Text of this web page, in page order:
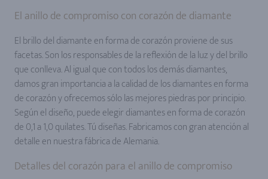
El anillo de compromiso con corazón de diamante
El brillo del diamante en forma de corazón proviene de sus
facetas. Son los responsables de la reflexión de la luz y del brillo
que conlleva. Al igual que con todos los demás diamantes,
damos gran importancia a la calidad de los diamantes en forma
de corazón y ofrecemos sólo las mejores piedras por principio.
Según el diseño, puede elegir diamantes en forma de corazón
de 0,1 a 1,0 quilates. Tú diseñas. Fabricamos con gran atención al
detalle en nuestra fábrica de Alemania.
Detalles del corazón para el anillo de compromiso